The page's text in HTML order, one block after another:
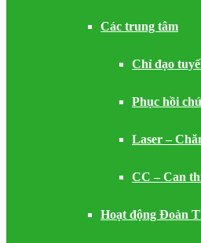
Các trung tâm
Chỉ đạo
Phục hồi
Laser –
CC – Can
Hoạt động Đoàn